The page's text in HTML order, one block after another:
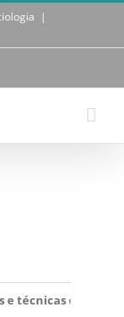
|
e técnicas de